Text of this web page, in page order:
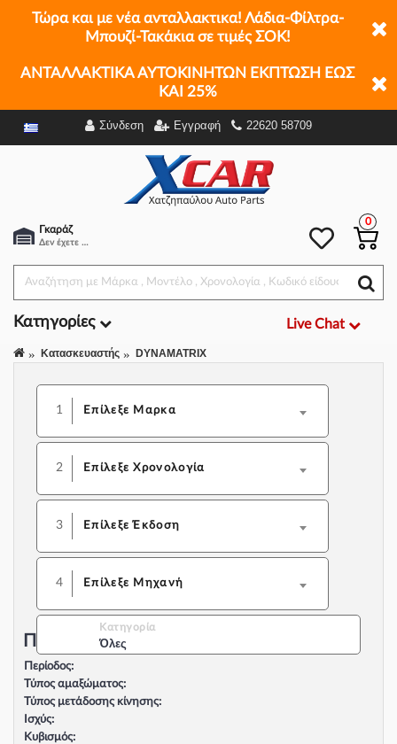
Τώρα και με νέα ανταλλακτικα! Λάδια-Φίλτρα-
Μπουζί-Τακάκια σε τιμές ΣΟΚ!
ΑΝΤΑΛΛΑΚΤΙΚΑ ΑΥΤΟΚΙΝΗΤΩΝ ΕΚΠΤΩΣΗ ΕΩΣ
ΚΑΙ 25%
Σύνδεση Εγγραφή 22620 58709
Γκαράζ
Δεν έχετε επιλέξει αμάξι.
0
Κατηγορίες Live Chat
Κατασκευαστής DYNAMATRIX
1 Επίλεξε Μαρκα
2 Επίλεξε Χρονολογία
3 Επίλεξε Έκδοση
4 Επίλεξε Μηχανή
Κατηγορία
Όλες
Περιγραφή Αυτοκινήτου:
Περίοδος:
Τύπος αμαξώματος:
Τύπος μετάδοσης κίνησης:
Ισχύς:
Κυβισμός: